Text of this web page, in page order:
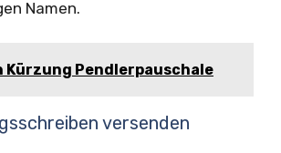
Namen.
Kürzung Pendlerpauschale
versenden